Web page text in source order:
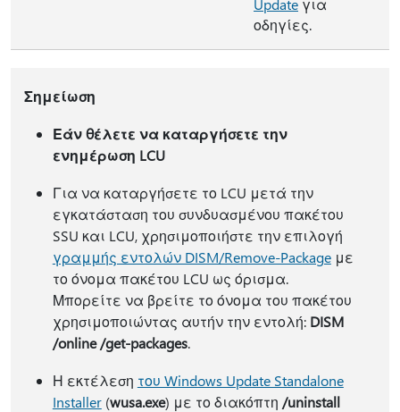
Update για
οδηγίες.
Σημείωση
Εάν θέλετε να καταργήσετε την
ενημέρωση LCU
Για να καταργήσετε το LCU μετά την
εγκατάσταση του συνδυασμένου πακέτου
SSU και LCU, χρησιμοποιήστε την επιλογή
γραμμής εντολών DISM/Remove-Packageμε
το όνομα πακέτου LCU ως όρισμα.
Μπορείτε να βρείτε το όνομα του πακέτου
χρησιμοποιώντας αυτήν την εντολή: DISM
/online /get-packages.
Η εκτέλεση του Windows Update Standalone
Installer(wusa.exe) με το διακόπτη /uninstall